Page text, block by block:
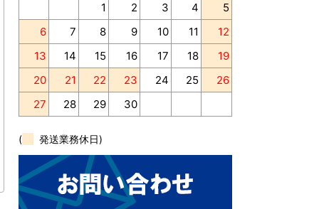
1
2 3 4
5
6
7 8 9 10 11
12
13
14 15 16 17 18
19
20
21 22 23 24 25
26
27
28 29 30
( 発送業務休日)